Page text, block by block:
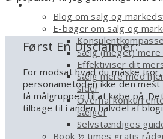
Smagsprøver
Blog om salg og
E-bøger om salg og
Sælg (meget)
Effektiviser dit
Sælg mere med
sider
Overhal
sælger
Selvstændiges
Book ½ times gratis
Først En Disclaimer:
For modsat hvad du måske
personametoden ikke den
få målgruppen til at købe på.
tilbage til i anden halvdel af